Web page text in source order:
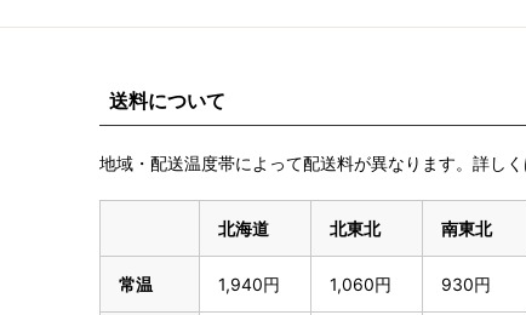
送料について
地域・配送温度帯によって配送料が異なります。詳しく
北海道 北東北 南東北
常温 1,940円 1,060円 930円